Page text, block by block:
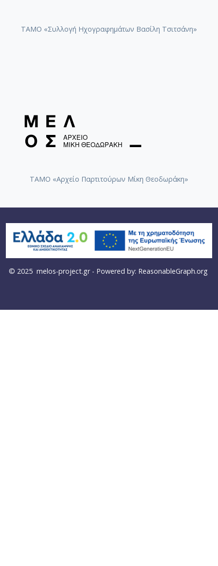
ΤΑΜΟ «Συλλογή Ηχογραφημάτων Βασίλη Τσιτσάνη»
ΤΑΜΟ «Αρχείο Παρτιτούρων Μίκη Θεοδωράκη»
© 2025 melos-project.gr- Powered by: ReasonableGraph.org